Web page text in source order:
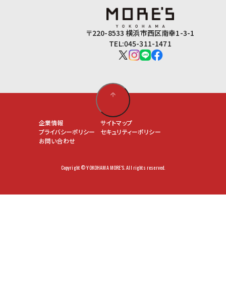
〒220-8533 横浜市西区南幸1-3-1
TEL:045-311-1471
企業情報
サイトマップ
プライバシーポリシー
セキュリティーポリシー
お問い合わせ
Copyright © YOKOHAMA MORE'S. All rights reserved.